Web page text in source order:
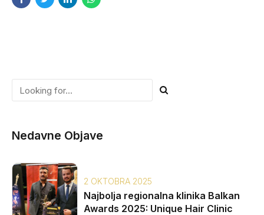
Nedavne Objave
2 OKTOBRA 2025
Najbolja regionalna klinika Balkan
Awards 2025: Unique Hair Clinic